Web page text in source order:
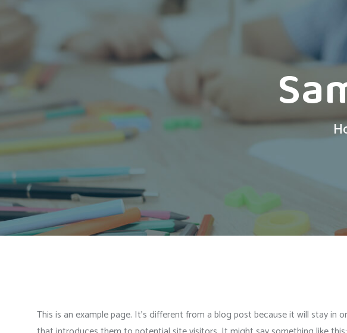
This is an example page. It’s different from a blog post because it will stay